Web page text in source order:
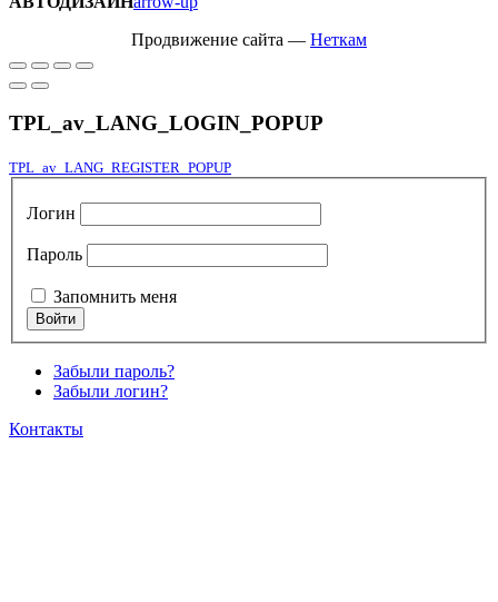
Продвижение сайта — Неткам
TPL_av_LANG_LOGIN_POPUP
TPL_av_LANG_REGISTER_POPUP
Логин
Пароль
Запомнить меня
Забыли пароль?
Забыли логин?
Контакты